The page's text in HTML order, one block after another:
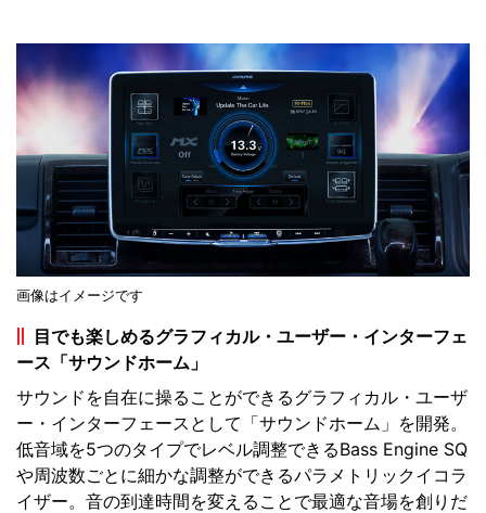
画像はイメージです
目でも楽しめるグラフィカル・ユーザー・インターフェ
ース「サウンドホーム」
サウンドを自在に操ることができるグラフィカル・ユーザ
ー・インターフェースとして「サウンドホーム」を開発。
低音域を5つのタイプでレベル調整できるBass Engine SQ
や周波数ごとに細かな調整ができるパラメトリックイコラ
イザー。音の到達時間を変えることで最適な音場を創りだ